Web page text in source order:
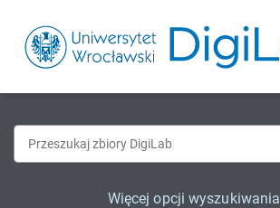
Więcej opcji wyszukiwania